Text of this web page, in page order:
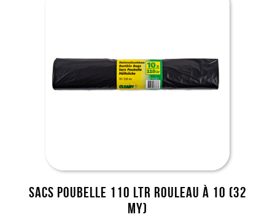
Sacs poubelle 110 ltr rouleau à 10 (32
my)